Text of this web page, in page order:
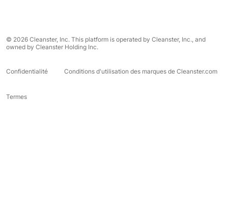
© 2026 Cleanster, Inc. This platform is operated by Cleanster, Inc., and
owned by Cleanster Holding Inc.
Confidentialité Conditions d'utilisation des marques de Cleanster.com
Termes